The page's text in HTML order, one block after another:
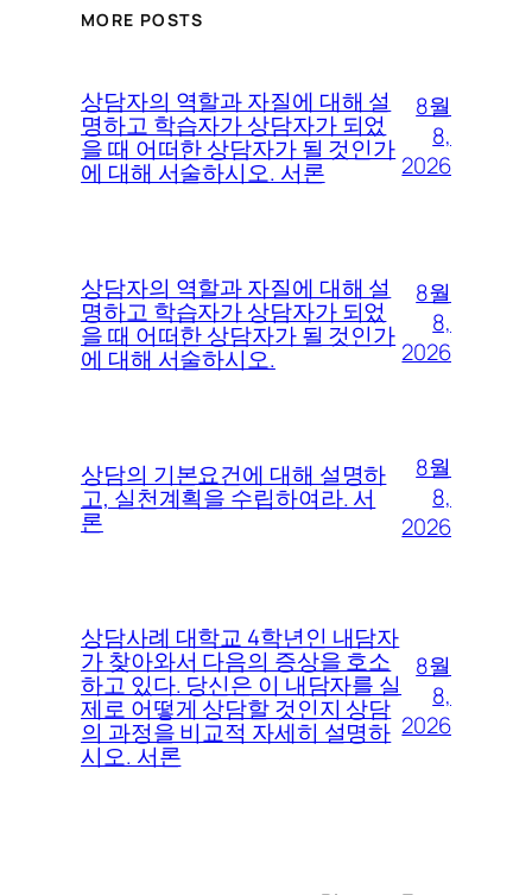
MORE POSTS
상담자의 역할과 자질에 대해 설
명하고 학습자가 상담자가 되었
을 때 어떠한 상담자가 될 것인가
에 대해 서술하시오. 서론
8월
8,
2026
상담자의 역할과 자질에 대해 설
명하고 학습자가 상담자가 되었
을 때 어떠한 상담자가 될 것인가
에 대해 서술하시오.
8월
8,
2026
상담의 기본요건에 대해 설명하
고, 실천계획을 수립하여라. 서
론
8월
8,
2026
상담사례 대학교 4학년인 내담자
가 찾아와서 다음의 증상을 호소
하고 있다. 당신은 이 내담자를 실
제로 어떻게 상담할 것인지 상담
의 과정을 비교적 자세히 설명하
시오. 서론
8월
8,
2026